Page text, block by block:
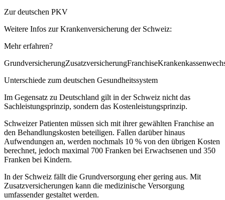
Zur deutschen PKV
Weitere Infos zur Krankenversicherung der Schweiz:
Mehr erfahren?
Unterschiede zum deutschen Gesundheitssystem
Im Gegensatz zu Deutschland gilt in der Schweiz nicht das
Sachleistungsprinzip, sondern das Kostenleistungsprinzip.
Schweizer Patienten müssen sich mit ihrer gewählten Franchise an
den Behandlungskosten beteiligen. Fallen darüber hinaus
Aufwendungen an, werden nochmals 10 % von den übrigen Kosten
berechnet, jedoch maximal 700 Franken bei Erwachsenen und 350
Franken bei Kindern.
In der Schweiz fällt die Grundversorgung eher gering aus. Mit
Zusatzversicherungen kann die medizinische Versorgung
umfassender gestaltet werden.